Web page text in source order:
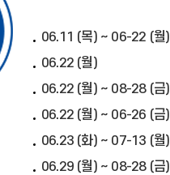
06.11 (목) ~ 06-22 (월)
06.22 (월)
06.22 (월) ~ 08-28 (금)
06.22 (월) ~ 06-26 (금)
06.23 (화) ~ 07-13 (월)
06.29 (월) ~ 08-28 (금)